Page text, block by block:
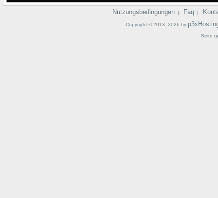
Nutzungsbedingungen | Faq |
Copyright © 2013 -2026 by
Seite